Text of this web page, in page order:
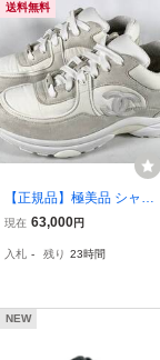
送料無料
【正規品】極美品 シャネ
ル CHANEL G34360 ココ
ナイロン ボア スニーカー
現在 63,000円
入札 - 残り 23時間
NEW